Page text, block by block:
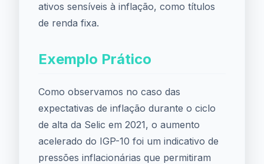
ativos sensíveis à inflação, como títulos
de renda fixa.
Exemplo Prático
Como observamos no caso das
expectativas de inflação durante o ciclo
de alta da Selic em 2021, o aumento
acelerado do IGP-10 foi um indicativo de
pressões inflacionárias que permitiram